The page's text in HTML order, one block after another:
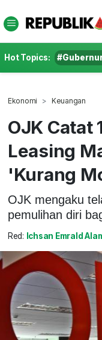
Hot Topics:
Ekonomi Keuangan
OJK Catat
Leasing
'Kurang
OJK mengaku
pemulihan diri
Red: Ichsan Emrald